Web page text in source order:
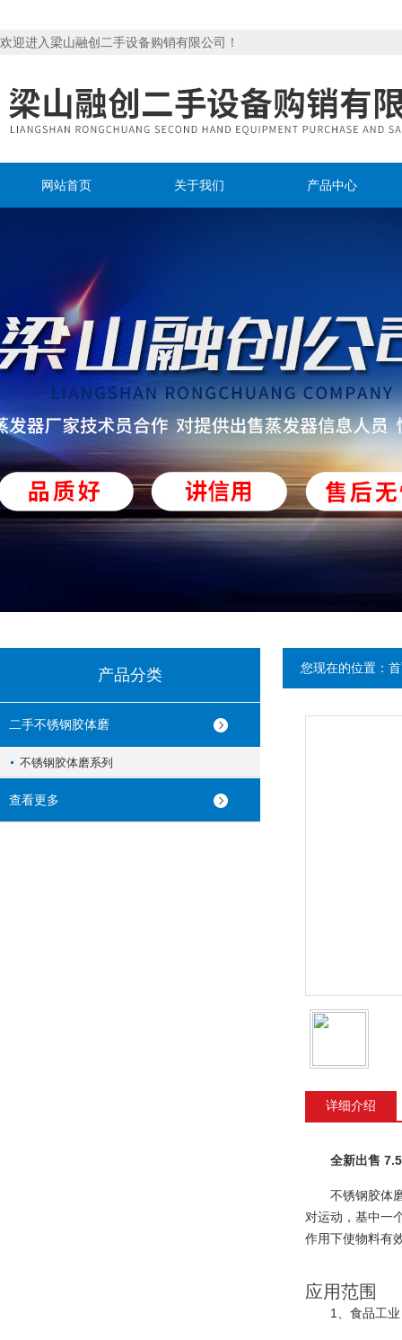
欢迎进入梁山融创二手设备购销有限公司！
网站首页 关于我们 产品中心
产品分类
二手不锈钢胶体磨
不锈钢胶体磨系列
查看更多
您现在的位置：
详细介绍
全新出售
不锈钢胶体
对运动，基中一
作用下使物料有
应用范围
1、食品工